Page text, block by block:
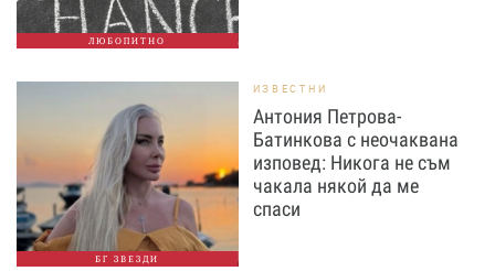
ЛЮБОПИТНО
БГ ЗВЕЗДИ
ИЗВЕСТНИ
Антония Петрова-
Батинкова с неочаквана
изповед: Никога не съм
чакала някой да ме
спаси